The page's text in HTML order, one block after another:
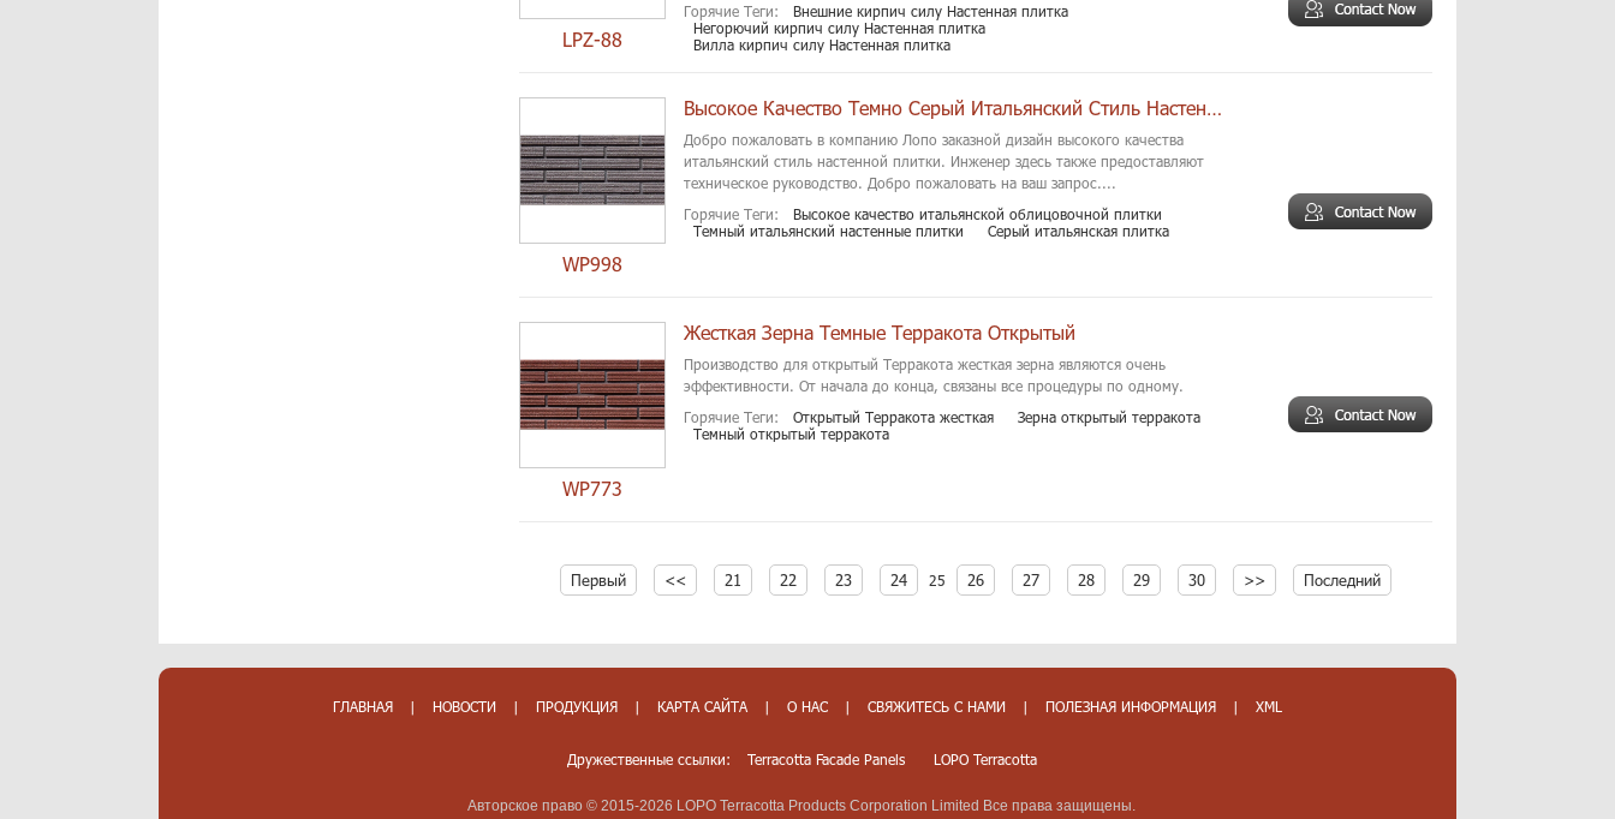
LPZ-88
Горячие Теги:
Внешние кирпич силу Настенная плитка
Негорючий кирпич силу Настенная плитка
Вилла кирпич силу Настенная плитка
WP998
Добро пожаловать в компанию Лопо заказной дизайн высокого качества
итальянский стиль настенной плитки. Инженер здесь также предоставляют
техническое руководство. Добро пожаловать на ваш запрос....
Горячие Теги:
Высокое качество итальянской облицовочной плитки
Темный итальянский настенные плитки
Серый итальянская плитка
WP773
Жесткая Зерна Темные Терракота Открытый
Производство для открытый Терракота жесткая зерна являются очень
эффективности. От начала до конца, связаны все процедуры по одному.
Горячие Теги:
Открытый Терракота жесткая
Зерна открытый терракота
Темный открытый терракота
Первый << 21 22 23 24 25 26 27 28 29 30 >> Последний
ГЛАВНАЯ | НОВОСТИ | ПРОДУКЦИЯ | КАРТА САЙТА | О НАС | СВЯЖИТЕСЬ С НАМИ | ПОЛЕЗНАЯ ИНФОРМАЦИЯ | XML
Дружественные ссылки: Terracotta Facade Panels LOPO Terracotta
Авторское право © 2015-2026 LOPO Terracotta Products Corporation Limited Все права защищены.